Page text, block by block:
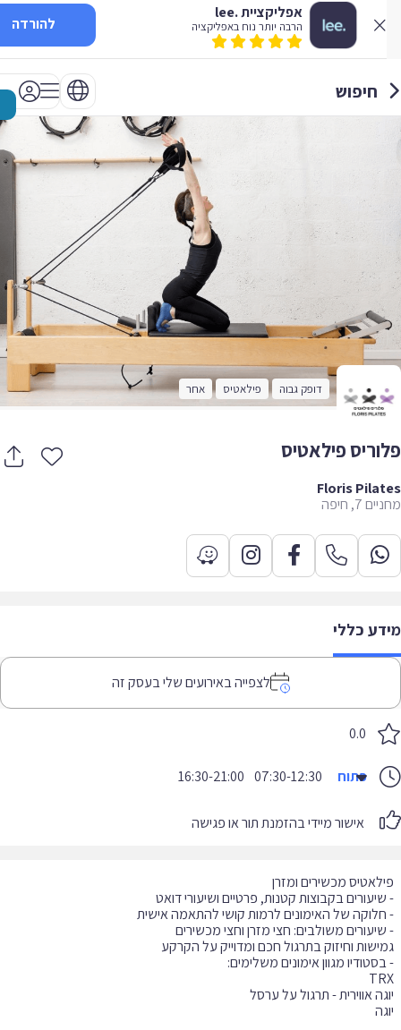
אפליקציית .lee
הרבה יותר נוח באפליקציה להורדה
חיפוש
דופק גבוה פילאטיס אחר
פילאטיס
Floris
7, חיפה
כללי
לצפייה באירועים שלי בעסק זה
0.0
פתוח 07:30-12:30
16:30-21:00
אישור מיידי בהזמנת תור או פגישה